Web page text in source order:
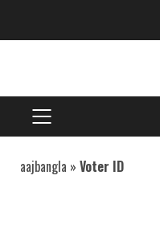
PRIMARY
MENU
aajbangla » Voter ID